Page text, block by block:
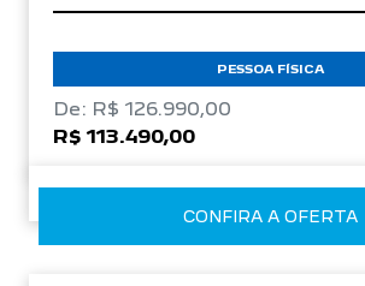
PESSOA FÍSICA
De: R$ 126.990,00
R$ 113.490,00
CONFIRA A OFERTA